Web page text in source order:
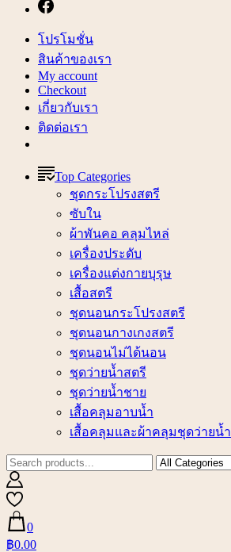
โปรโมชั่น
สินค้าของเรา
My account
Checkout
เกี่ยวกับเรา
ติดต่อเรา
Top Categories
ชุดกระโปรงสตรี
ซับใน
ผ้าพันคอ คลุมไหล่
เครื่องประดับ
เครื่องแต่งกายบุรุษ
เสื้อสตรี
ชุดนอนกระโปรงสตรี
ชุดนอนกางเกงสตรี
ชุดนอนไม่ได้นอน
ชุดว่ายน้ำสตรี
ชุดว่ายน้ำชาย
เสื้อคลุมอาบน้ำ
เสื้อคลุมและผ้าคลุมชุดว่ายน้ำ
0
฿0.00